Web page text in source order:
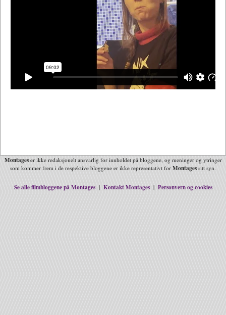
Montageser ikke redaksjonelt ansvarlig for innholdet på bloggene, og meninger og ytringer
som kommer frem i de respektive bloggene er ikke representativt for Montages sitt syn.
Se alle filmbloggene på Montages| Kontakt Montages| Personvern og cookies